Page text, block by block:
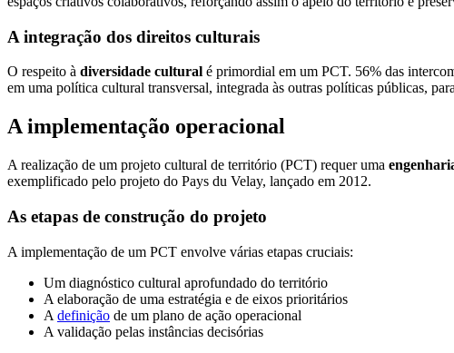
A integração dos direitos culturais
O respeito à diversidade cultural é primordial em um PCT. 56% das
em uma política cultural transversal, integrada às outras políticas públicas,
A implementação operacional
A realização de um projeto cultural de território (PCT) requer uma
exemplificado pelo projeto do Pays du Velay, lançado em 2012.
As etapas de construção do projeto
A implementação de um PCT envolve várias etapas cruciais:
Um diagnóstico cultural aprofundado do território
A elaboração de uma estratégia e de eixos prioritários
A definição de um plano de ação operacional
A validação pelas instâncias decisórias